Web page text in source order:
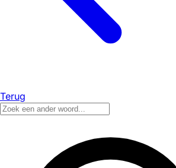
Terug